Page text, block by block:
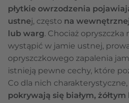
płytkie owrzodzenia
ustnej, często na
lub warg. Chociaż opryszczka
wystąpić w jamie ustnej,
opryszczkowego zapalenia
istnieją pewne cechy, które
Co dla nich charakterystyczne,
pokrywają się białym,